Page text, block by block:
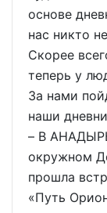
основе
нас никто
Скорее
теперь у
За нами
наши
– В
окружном
прошла
«Путь